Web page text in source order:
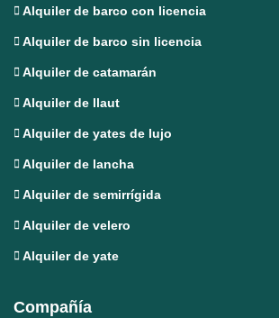
Alquiler de barco con licencia
Alquiler de barco sin licencia
Alquiler de catamarán
Alquiler de llaut
Alquiler de yates de lujo
Alquiler de lancha
Alquiler de semirrígida
Alquiler de velero
Alquiler de yate
Compañía